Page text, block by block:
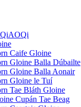
Caife Gloine
Gloine Balla Dúbailte
Gloine Balla Aonair
Gloine le Tuí
Tae Bláth Gloine
Cupán Tae Beag